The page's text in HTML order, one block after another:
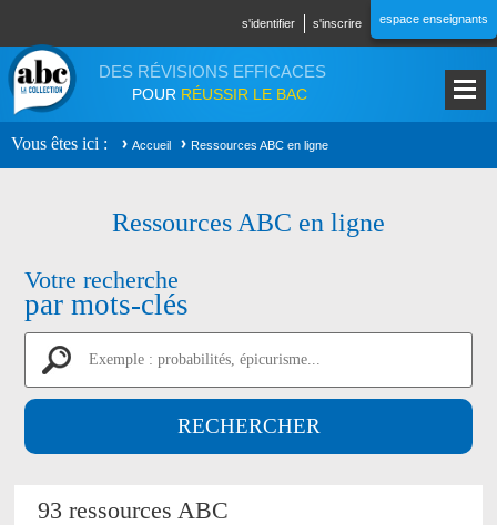
s'identifier s'inscrire espace enseignants
DES RÉVISIONS EFFICACES
POUR RÉUSSIR LE BAC
Vous êtes ici Accueil Ressources ABC en ligne
Ressources ABC en ligne
Votre recherche
par mots-clés
93 ressources ABC